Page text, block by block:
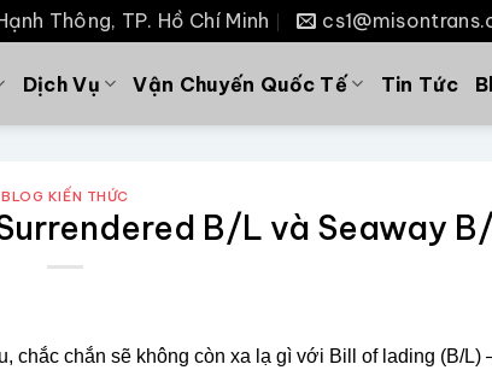
Thông, TP. Hồ Chí Minh
Dịch Vụ Vận Chuyến Quốc Tế Tin Tức
BLOG KIẾN THỨC
B/L và Seaway
chắc chắn sẽ không còn xa lạ gì với Bill of lading (B/L)